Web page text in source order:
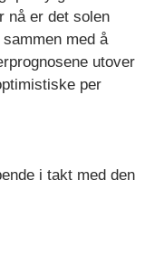
nå er det solen
med å
utover
per
i takt med den